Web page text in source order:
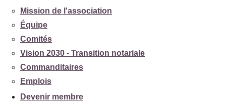
Mission de l'association
Équipe
Comités
Vision 2030 - Transition notariale
Commanditaires
Emplois
Devenir membre